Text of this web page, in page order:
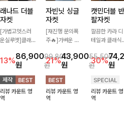
래나드 더블
자켓
[가볍고멋스러
운실루엣]클래
하게 걸치기 좋
은 반팔 자켓-자
주 입게 될 깔끔
한 핏은 물론, 쾌
적함도 챙겨드려
요 :)
13%86,900
원
99,800
원
리뷰 카운트 영
역
자빈닛 싱글
자켓
[재진행 문의폭
주🔥]가벼운 소
기만 해도 캐주
얼한 무드를 만
들어주며 반팔
디자인으로 더운
날에도 편안하게
착용 가능한 반
21%43,900
원
55,500
원
리뷰 카운트 영
역
캣민더블 반
팔자켓
깔끔한 카라 디
테일과 클래식
인으로 세련된
무드를 완성한
볍게 걸쳐주기만
해도 멋스럽게
스타일링돼요
30%원
리뷰 카운트 영
역